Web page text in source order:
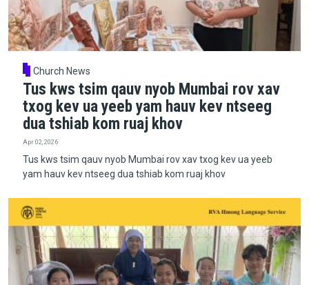
Church News
Tus kws tsim qauv nyob Mumbai rov xav
txog kev ua yeeb yam hauv kev ntseeg
dua tshiab kom ruaj khov
Apr 02, 2026
Tus kws tsim qauv nyob Mumbai rov xav txog kev ua yeeb
yam hauv kev ntseeg dua tshiab kom ruaj khov